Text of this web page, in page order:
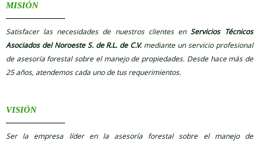
MISIÓN
Satisfacer las necesidades de nuestros clientes en Servicios Técnicos
Asociados del Noroeste S. de R.L. de C.V. mediante un servicio profesional
de asesoría forestal sobre el manejo de propiedades. Desde hace más de
25 años, atendemos cada uno de tus requerimientos.
VISIÓN
Ser la empresa líder en la asesoría forestal sobre el manejo de